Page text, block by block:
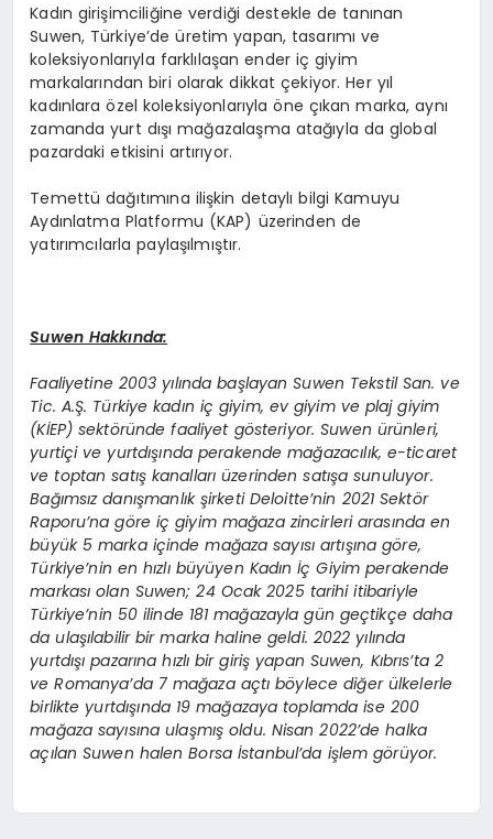
Kadın girişimciliğine verdiği destekle de tanınan
Suwen, Türkiye’de üretim yapan, tasarımı ve
koleksiyonlarıyla farklılaşan ender iç giyim
markalarından biri olarak dikkat çekiyor. Her yıl
kadınlara özel koleksiyonlarıyla öne çıkan marka, aynı
zamanda yurt dışı mağazalaşma atağıyla da global
pazardaki etkisini artırıyor.
Temettü dağıtımına ilişkin detaylı bilgi Kamuyu
Aydınlatma Platformu (KAP) üzerinden de
yatırımcılarla paylaşılmıştır.
Suwen Hakkında:
Faaliyetine 2003 yılında başlayan Suwen Tekstil San. ve
Tic. A.Ş. Türkiye kadın iç giyim, ev giyim ve plaj giyim
(KİEP) sektöründe faaliyet gösteriyor. Suwen ürünleri,
yurtiçi ve yurtdışında perakende mağazacılık, e-ticaret
ve toptan satış kanalları üzerinden satışa sunuluyor.
Bağımsız danışmanlık şirketi Deloitte’nin 2021 Sektör
Raporu’na göre iç giyim mağaza zincirleri arasında en
büyük 5 marka içinde mağaza sayısı artışına göre,
Türkiye’nin en hızlı büyüyen Kadın İç Giyim perakende
markası olan Suwen; 24 Ocak 2025 tarihi itibariyle
Türkiye’nin 50 ilinde 181 mağazayla gün geçtikçe daha
da ulaşılabilir bir marka haline geldi. 2022 yılında
yurtdışı pazarına hızlı bir giriş yapan Suwen, Kıbrıs’ta 2
ve Romanya’da 7 mağaza açtı böylece diğer ülkelerle
birlikte yurtdışında 19 mağazaya toplamda ise 200
mağaza sayısına ulaşmış oldu. Nisan 2022’de halka
açılan Suwen halen Borsa İstanbul’da işlem görüyor.